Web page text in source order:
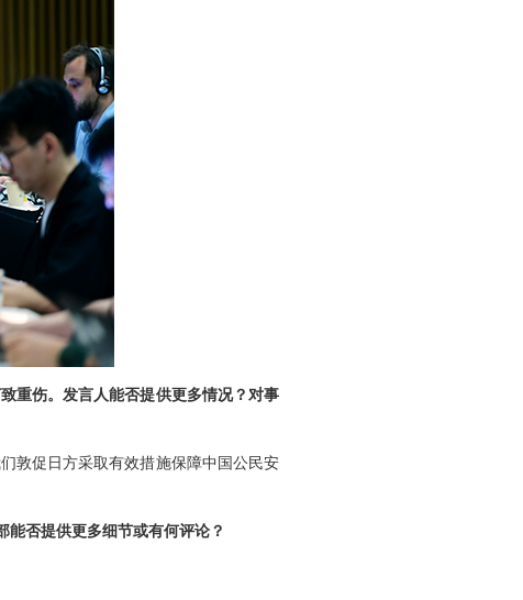
重伤。发言人能否提供更多情况？对事
敦促日方采取有效措施保障中国公民安
否提供更多细节或有何评论？